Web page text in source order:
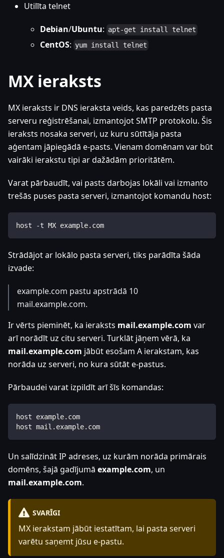
Utilīta telnet
Debian/Ubuntu: apt-get install telnet
CentOS: yum install telnet
MX ieraksts
MX ieraksts ir DNS ieraksta veids, kas paredzēts pasta
serveru reģistrēšanai, izmantojot SMTP protokolu. Šis
ieraksts nosaka serveri, uz kuru sūtītāja pasta
aģentam jāpiegādā e-pasts. Vienam domēnam var būt
vairāki ierakstu tipi ar dažādām prioritātēm.
Varat pārbaudīt, vai pasts darbojas lokāli vai izmanto
trešās puses pasta serveri, izmantojot komandu host:
host -t MX example.com
Strādājot ar lokālo pasta serveri, tiks parādīta šāda
izvade:
example.com pastu apstrādā 10
mail.example.com.
Ir vērts pieminēt, ka ieraksts mail.example.com var
arī norādīt uz citu serveri. Turklāt jāņem vērā, ka
mail.example.com jābūt esošam A ierakstam, kas
norāda uz serveri, no kura sūtāt e-pastus.
Pārbaudei varat izpildīt arī šīs komandas:
host example.com
host mail.example.com
Un salīdzināt IP adreses, uz kurām norāda primārais
domēns, šajā gadījumā example.com, un
mail.example.com.
SVARĪGI
MX ierakstam jābūt iestatītam, lai pasta serveri
varētu saņemt jūsu e-pastu.